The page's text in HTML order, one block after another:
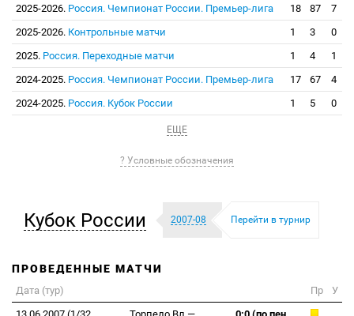
2025-2026. Россия. Чемпионат России. Премьер-лига 18 87
7
2025-2026. Контрольные матчи 1 3
0
2025. Россия. Переходные матчи 1 4
1
2024-2025. Россия. Чемпионат России. Премьер-лига 17 67
4
2024-2025. Россия. Кубок России 1 5 0
ЕЩЕ
? Условные обозначения
Кубок России 2007-08 Перейти в турнир
ПРОВЕДЕННЫЕ МАТЧИ
Дата (тур) Пр
У